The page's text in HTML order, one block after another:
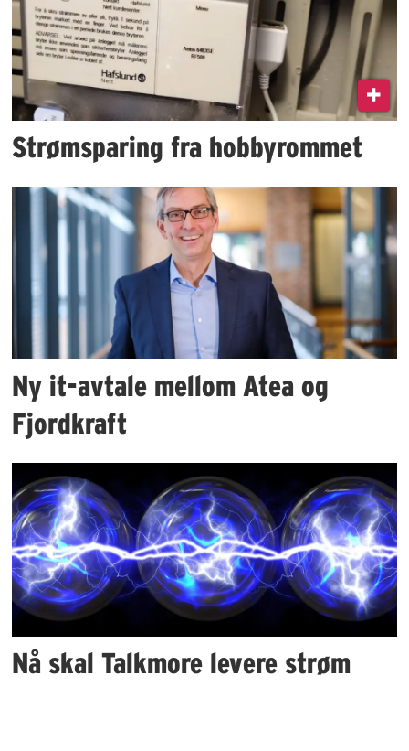
Strømsparing fra hobbyrommet
Ny it-avtale mellom Atea og
Fjordkraft
Nå skal Talkmore levere strøm